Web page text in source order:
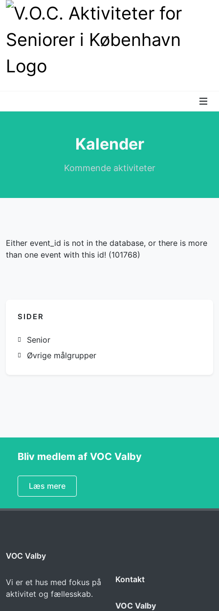
Kalender
Kommende aktiviteter
Either event_id is not in the database, or there is more
than one event with this id! (101768)
SIDER
Senior
Øvrige målgrupper
Bliv medlem af VOC Valby
Læs mere
VOC Valby
Vi er et hus med fokus på
aktivitet og fællesskab.
Kontakt
VOC Valby